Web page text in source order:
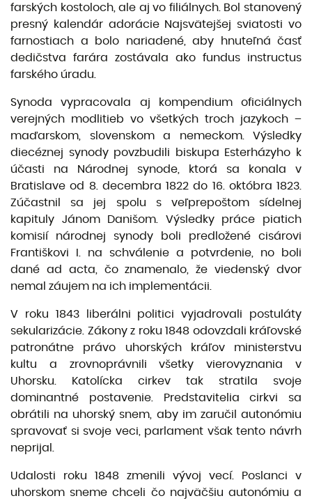
farských kostoloch, ale aj vo filiálnych. Bol stanovený
presný kalendár adorácie Najsvätejšej sviatosti vo
farnostiach a bolo nariadené, aby hnuteľná časť
dedičstva farára zostávala ako fundus instructus
farského úradu.
Synoda vypracovala aj kompendium oficiálnych
verejných modlitieb vo všetkých troch jazykoch –
maďarskom, slovenskom a nemeckom. Výsledky
diecéznej synody povzbudili biskupa Esterházyho k
účasti na Národnej synode, ktorá sa konala v
Bratislave od 8. decembra 1822 do 16. októbra 1823.
Zúčastnil sa jej spolu s veľprepoštom sídelnej
kapituly Jánom Danišom. Výsledky práce piatich
komisií národnej synody boli predložené cisárovi
Františkovi I. na schválenie a potvrdenie, no boli
dané ad acta, čo znamenalo, že viedenský dvor
nemal záujem na ich implementácii.
V roku 1843 liberálni politici vyjadrovali postuláty
sekularizácie. Zákony z roku 1848 odovzdali kráľovské
patronátne právo uhorských kráľov ministerstvu
kultu a zrovnoprávnili všetky vierovyznania v
Uhorsku. Katolícka cirkev tak stratila svoje
dominantné postavenie. Predstavitelia cirkvi sa
obrátili na uhorský snem, aby im zaručil autonómiu
spravovať si svoje veci, parlament však tento návrh
neprijal.
Udalosti roku 1848 zmenili vývoj vecí. Poslanci v
uhorskom sneme chceli čo najväčšiu autonómiu a